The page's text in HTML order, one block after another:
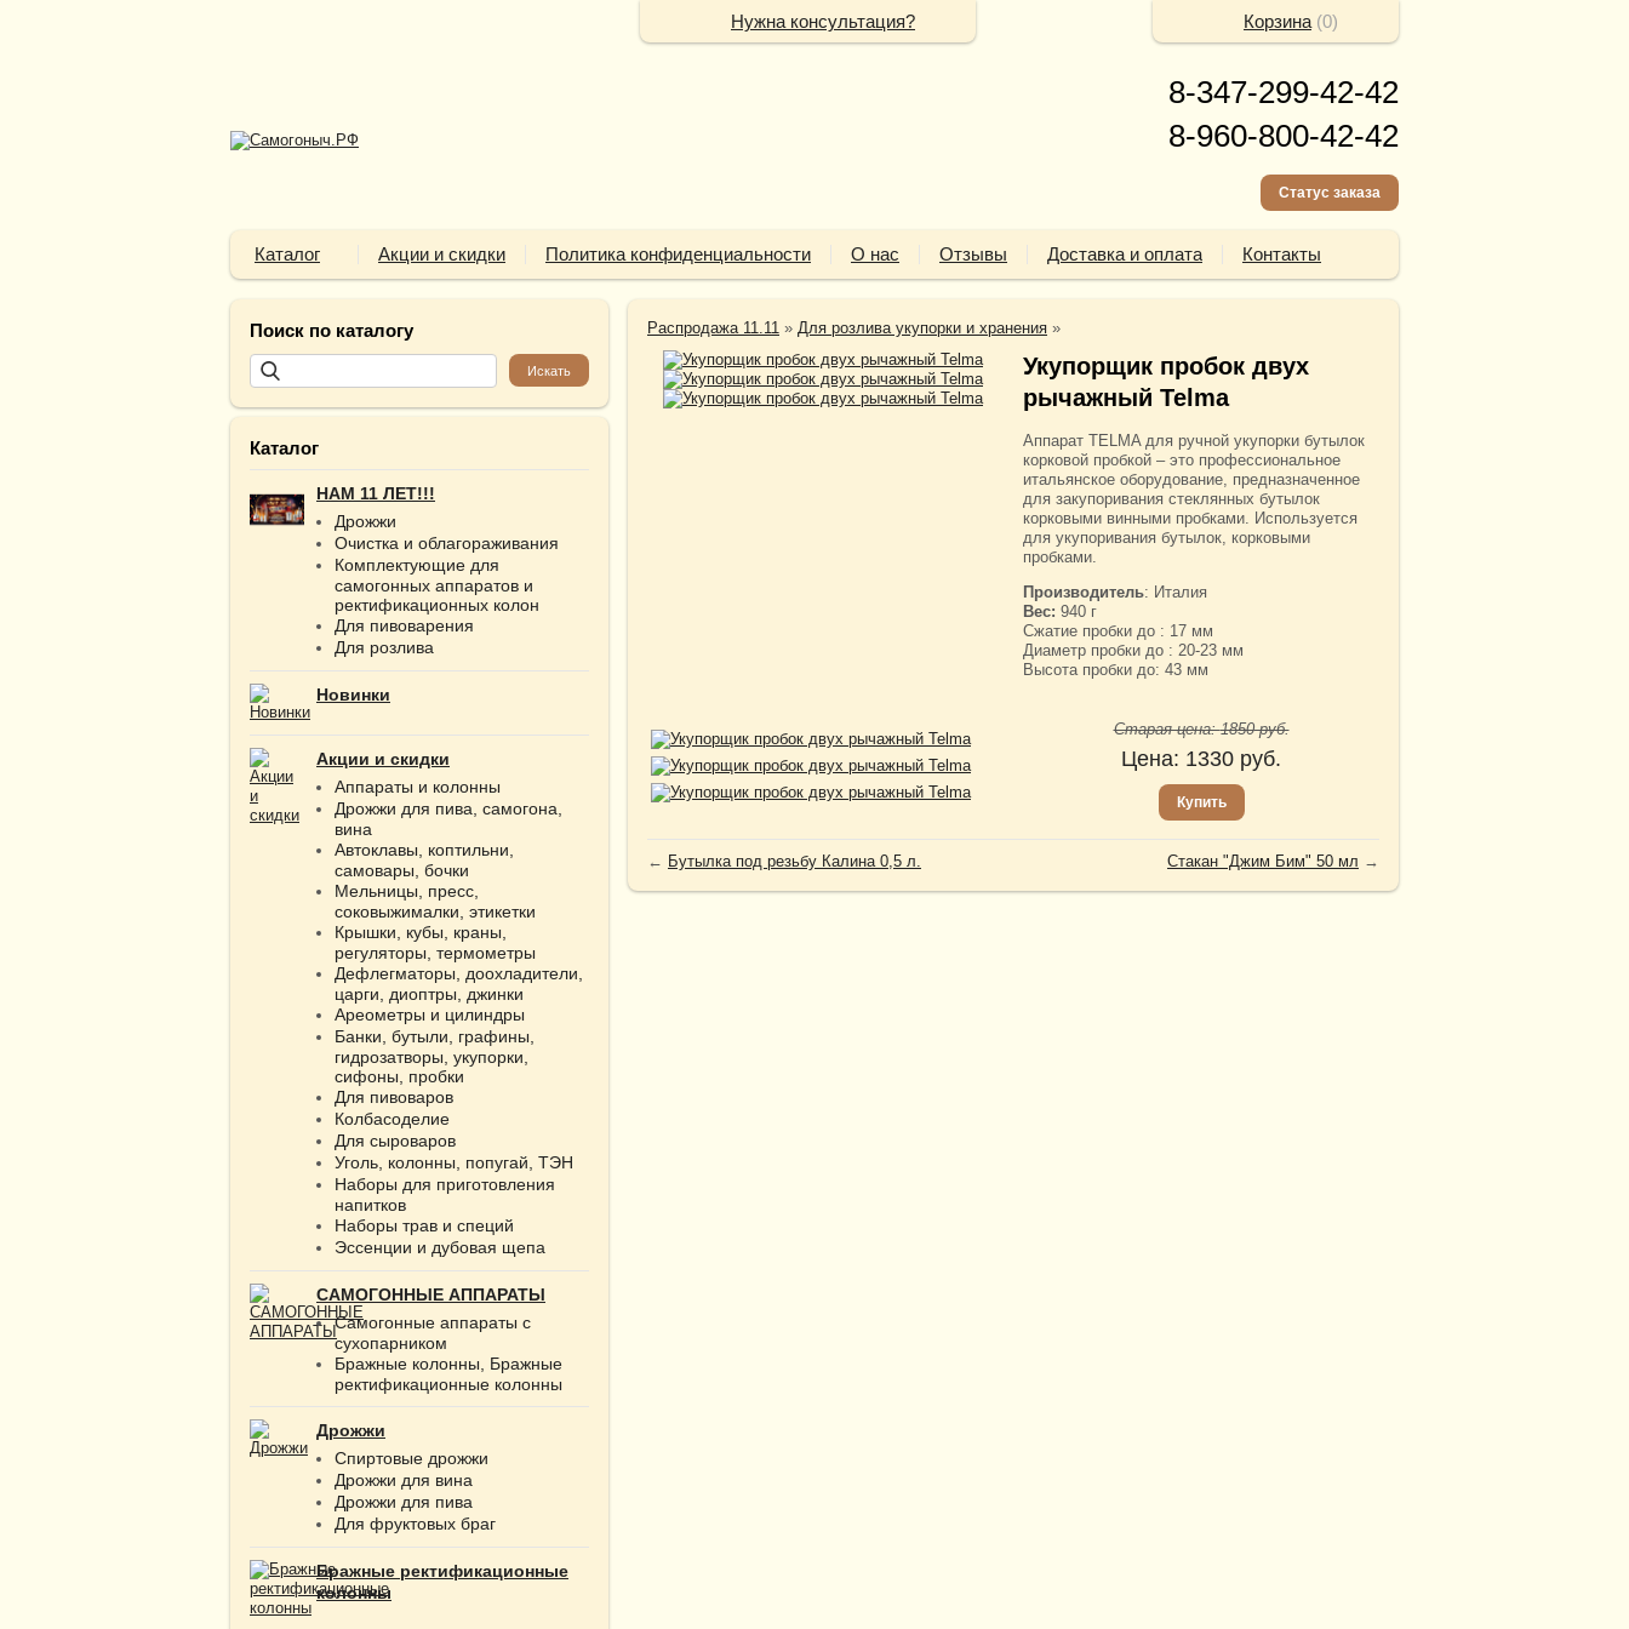
8-347-299-42-42
8-960-800-42-42
Статус заказа
Каталог Акции и скидки Политика конфиденциальности О нас Отзывы Доставка и оплата Контакты
Поиск по каталогу
Каталог
НАМ 11 ЛЕТ!!!
Дрожжи
Очистка и облагораживания
Комплектующие для
самогонных аппаратов и
ректификационных колон
Для пивоварения
Для розлива
Новинки
Акции и скидки
Аппараты и колонны
Дрожжи для пива, самогона,
вина
Автоклавы, коптильни,
самовары, бочки
Мельницы, пресс,
соковыжималки, этикетки
Крышки, кубы, краны,
регуляторы, термометры
Дефлегматоры, доохладители,
царги, диоптры, джинки
Ареометры и цилиндры
Банки, бутыли, графины,
гидрозатворы, укупорки,
сифоны, пробки
Для пивоваров
Колбасоделие
Для сыроваров
Уголь, колонны, попугай, ТЭН
Наборы для приготовления
напитков
Наборы трав и специй
Эссенции и дубовая щепа
САМОГОННЫЕ АППАРАТЫ
Самогонные аппараты с
сухопарником
Бражные колонны, Бражные
ректификационные колонны
Дрожжи
Спиртовые дрожжи
Дрожжи для вина
Дрожжи для пива
Для фруктовых браг
Бражные ректификационные
колонны
Распродажа 11.11 » Для розлива укупорки и хранения »
Укупорщик пробок двух
рычажный Telma
Аппарат TELMA для ручной укупорки бутылок
корковой пробкой – это профессиональное
итальянское оборудование, предназначенное
для закупоривания стеклянных бутылок
корковыми винными пробками. Используется
для укупоривания бутылок, корковыми
пробками.
Производитель: Италия
Вес: 940 г
Сжатие пробки до : 17 мм
Диаметр пробки до : 20-23 мм
Высота пробки до: 43 мм
Старая цена:1850руб.
Цена: 1330 руб.
Купить
← Бутылка под резьбу Калина 0,5 л. Стакан "Джим Бим" 50 мл →
Нужна консультация? Корзина (0)